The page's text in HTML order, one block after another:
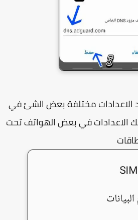
مختلفة بعض الشئ في
في بعض الهواتف تحت